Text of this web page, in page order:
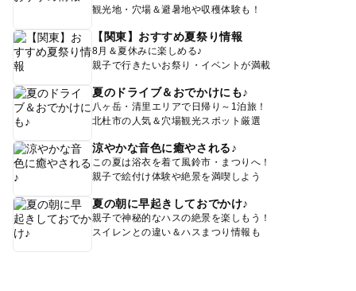
観光地・穴場＆避暑地や収穫体験も！
【関東】おすすめ夏祭り情報
8月＆夏休みに楽しめる♪
親子で行きたいお祭り・イベントが満載
夏のドライブ＆おでかけにも♪
八ヶ岳・清里エリアで日帰り～1泊旅！
北杜市の人気＆穴場観光スポット厳選
涼やかな音色に癒やされる♪
この夏は浴衣を着て風鈴市・まつりへ！
親子で絵付け体験や絶景を満喫しよう
夏の朝に早起きしておでかけ♪
親子で神秘的なハスの絶景を楽しもう！
スイレンとの違い＆ハスまつり情報も